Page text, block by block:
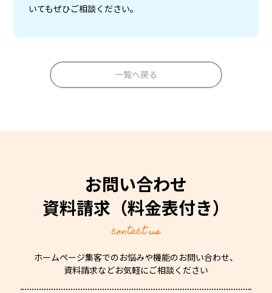
いてもぜひご相談ください。
一覧へ戻る
お問い合わせ
資料請求 （料金表付き）
contact us
ホームページ集客でのお悩みや機能のお問い合わせ、
資料請求などお気軽にご相談ください